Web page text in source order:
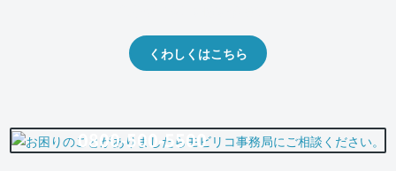
くわしくはこちら
0800-500-5500